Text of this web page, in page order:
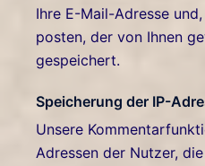
Ihre E-Mail-Adresse
posten, der von Ihnen
gespeichert.
Speicherung der IP-
Unsere
Adressen der Nutzer,